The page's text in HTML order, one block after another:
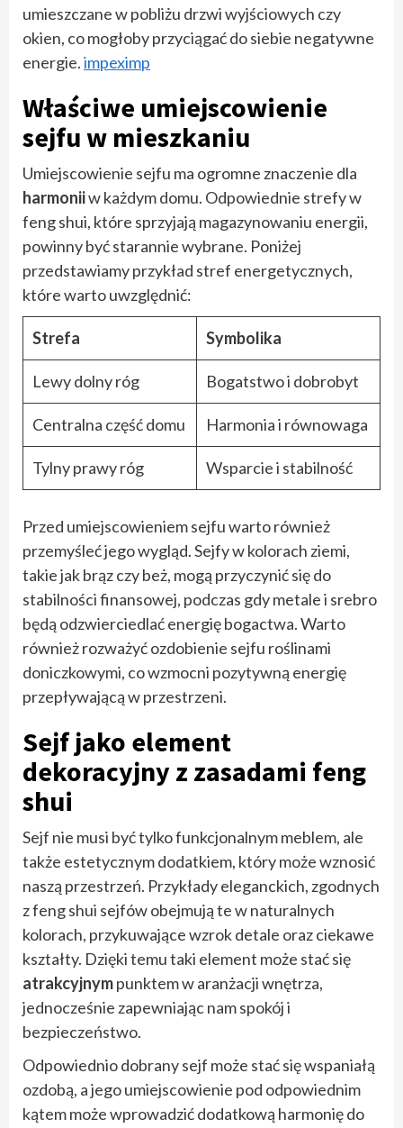
umieszczane w pobliżu drzwi wyjściowych czy
okien, co mogłoby przyciągać do siebie negatywne
energie.impeximp
Właściwe umiejscowienie
sejfu w mieszkaniu
Umiejscowienie sejfu ma ogromne znaczenie dla
harmoniiw każdym domu. Odpowiednie strefy w
feng shui, które sprzyjają magazynowaniu energii,
powinny być starannie wybrane. Poniżej
przedstawiamy przykład stref energetycznych,
które warto uwzględnić:
Strefa Symbolika
Lewy dolny róg Bogatstwo i dobrobyt
Centralna część domu Harmonia i równowaga
Tylny prawy róg Wsparcie i stabilność
Przed umiejscowieniem sejfu warto również
przemyśleć jego wygląd. Sejfy w kolorach ziemi,
takie jak brąz czy beż, mogą przyczynić się do
stabilności finansowej, podczas gdy metale i srebro
będą odzwierciedlać energię bogactwa. Warto
również rozważyć ozdobienie sejfu roślinami
doniczkowymi, co wzmocni pozytywną energię
przepływającą w przestrzeni.
Sejf jako element
dekoracyjny z zasadami feng
shui
Sejf nie musi być tylko funkcjonalnym meblem, ale
także estetycznym dodatkiem, który może wznosić
naszą przestrzeń. Przykłady eleganckich, zgodnych
z feng shui sejfów obejmują te w naturalnych
kolorach, przykuwające wzrok detale oraz ciekawe
kształty. Dzięki temu taki element może stać się
atrakcyjnympunktem w aranżacji wnętrza,
jednocześnie zapewniając nam spokój i
bezpieczeństwo.
Odpowiednio dobrany sejf może stać się wspaniałą
ozdobą, a jego umiejscowienie pod odpowiednim
kątem może wprowadzić dodatkową harmonię do